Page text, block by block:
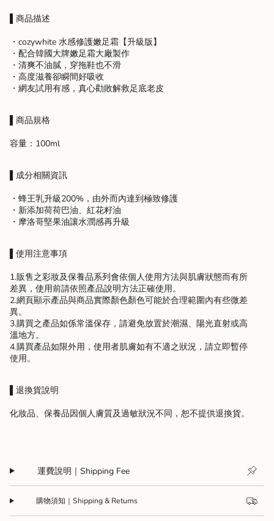
</span>
in
"decrease"=>"Decrease
quantity
for
product
"multiples_of"=>"Increments
of
{{
"minimum_of"=>"Minimum
{{
quantity
}}",
{{
}}"}
商品描述
・cozywhite 水感修護嫩足霜【升級版】
・配合韓國大牌嫩足霜大廠製作
・清爽不油膩，穿拖鞋也不滑
・高度滋養卻瞬間好吸收
・網友試用有感，真心勸敗解救足底老皮
商品規格
容量：100ml
成分相關資訊
・蜂王乳升級200%，由外而內達到極致修護
・新添加荷荷巴油、紅花籽油
・摩洛哥堅果油讓水潤感再升級
使用注意事項
1.販售之彩妝及保養品系列會依個人使用方法與肌膚狀態而有所
差異，使用前請依照產品說明方法正確使用。
2.網頁顯示產品與商品實際顏色顏色可能於合理範圍內有些微差
異。
3.購買之產品如係常溫保存，請避免放置於潮濕、陽光直射或高
溫地方。
4.購買產品如限外用，使用者肌膚如有不適之狀況，請立即暫停
使用。
退換貨說明
化妝品、保養品因個人膚質及過敏狀況不同，恕不提供退換貨。
運費說明｜Shipping Fee
購物須知｜Shipping & Returns